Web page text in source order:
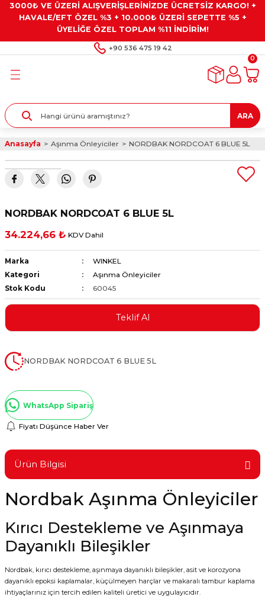
3000₺ VE ÜZERİ ALIŞVERİŞLERİNİZDE ÜCRETSİZ KARGO! +
HAVALE/EFT ÖZEL %3 + 10.000₺ ÜZERİ SEPETTE %5 +
ÜYELİĞE ÖZEL TOPLAM %11 İNDİRİM!
+90 536 475 19 42
Geri Dön
Kaplamalar
Geri Dön
Geri Dön
Gresler
Geri Dön
Alet Setleri
ve Multimetreler
ve Penseler
Aletleri
Geri Dön
Taşları ve
ARA
0
Anasayfa Aşınma Önleyiciler NORDBAK NORDCOAT 6 BLUE 5L
NORDBAK NORDCOAT 6 BLUE 5L
34.224,66 ₺ KDV Dahil
Marka
WINKEL
Kategori
Aşınma Önleyiciler
Stok Kodu
60045
Teklif Al
NORDBAK NORDCOAT 6 BLUE 5L
WhatsApp Sipariş
Fiyatı Düşünce Haber Ver
Ürün Bilgisi
Nordbak Aşınma Önleyiciler
Kırıcı Destekleme ve Aşınmaya
Dayanıklı Bileşikler
Nordbak, kırıcı destekleme, aşınmaya dayanıklı bileşikler, asit ve korozyona
dayanıklı epoksi kaplamalar, küçülmeyen harçlar ve makaralı tambur kaplama
ihtiyaçlarınız için tercih edilen kaliteli üretici ve uygulayıcıdır.